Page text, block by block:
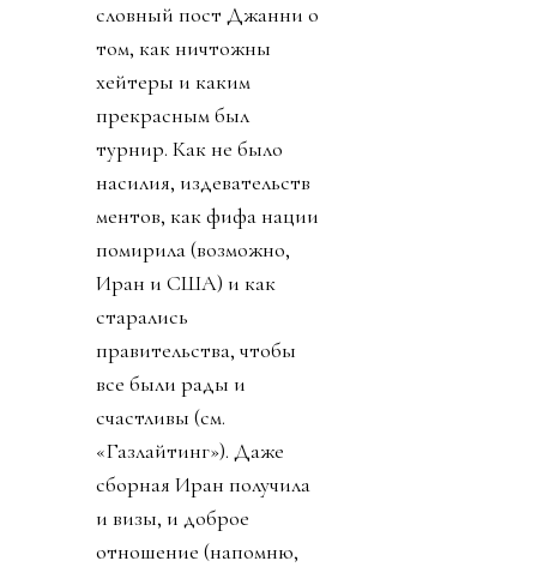
словный пост Джанни о
том, как ничтожны
хейтеры и каким
прекрасным был
турнир. Как не было
насилия, издевательств
ментов, как фифа нации
помирила (возможно,
Иран и США) и как
старались
правительства, чтобы
все были рады и
счастливы (см.
«Газлайтинг»). Даже
сборная Иран получила
и визы, и доброе
отношение (напомню,